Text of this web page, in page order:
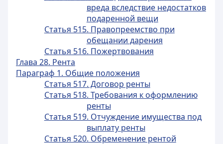
вреда вследствие недостатков
подаренной вещи
Статья 515. Правопреемство при
обещании дарения
Статья 516. Пожертвования
Глава 28. Рента
Параграф 1. Общие положения
Статья 517. Договор ренты
Статья 518. Требования к оформлению
ренты
Статья 519. Отчуждение имущества под
выплату ренты
Статья 520. Обременение рентой